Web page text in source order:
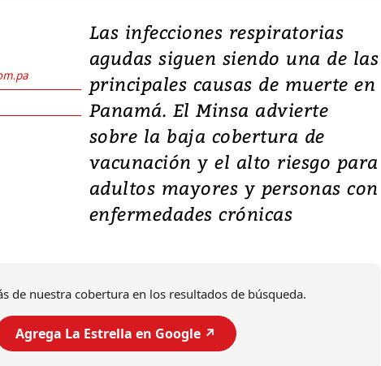
Las infecciones respiratorias
agudas siguen siendo una de las
principales causas de muerte en
Panamá. El Minsa advierte
sobre la baja cobertura de
vacunación y el alto riesgo para
adultos mayores y personas con
enfermedades crónicas
de nuestra cobertura en los resultados de búsqueda.
Agrega La Estrella en Google ↗️